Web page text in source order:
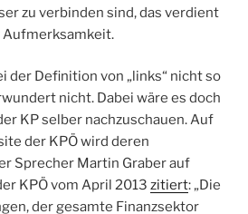
zu verbinden sind, das verdient
Aufmerksamkeit.
der Definition von „links“ nicht so
nicht. Dabei wäre es doch
KP selber nachzuschauen. Auf
der KPÖ wird deren
Sprecher Martin Graber auf
KPÖ vom April 2013 zitiert: „Die
der gesamte Finanzsektor